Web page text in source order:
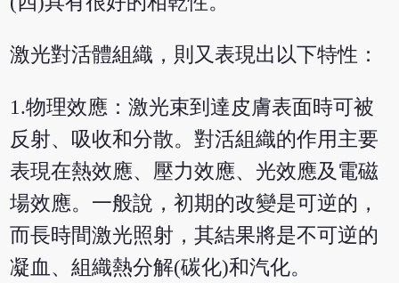
激光對活體組織，則又表現出以下特性：
1.物理效應：激光束到達皮膚表面時可被
反射、吸收和分散。對活組織的作用主要
表現在熱效應、壓力效應、光效應及電磁
場效應。一般說，初期的改變是可逆的，
而長時間激光照射，其結果將是不可逆的
凝血、組織熱分解(碳化)和汽化。